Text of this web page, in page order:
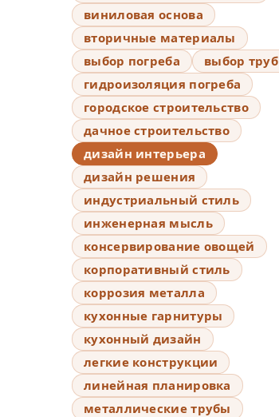
виниловая основа
вторичные материалы
выбор погреба
выбор труб
гидроизоляция погреба
городское строительство
дачное строительство
дизайн интерьера
дизайн решения
индустриальный стиль
инженерная мысль
консервирование овощей
корпоративный стиль
коррозия металла
кухонные гарнитуры
кухонный дизайн
легкие конструкции
линейная планировка
металлические трубы